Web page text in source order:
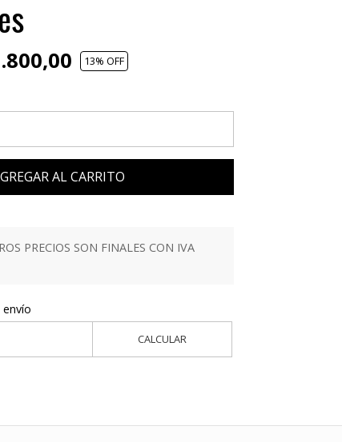
13% OFF
AL CARRITO
PRECIOS SON FINALES CON IVA
CALCULAR